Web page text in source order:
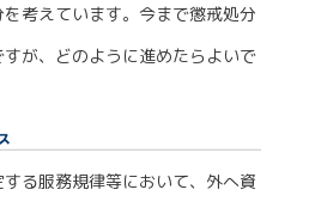
考えています。今まで懲戒処分
が、どのように進めたらよいで
る服務規律等において、外へ資